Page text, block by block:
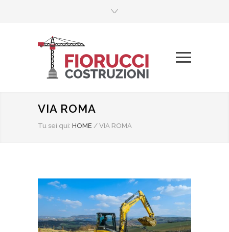
VIA ROMA
Tu sei qui: HOME / VIA ROMA